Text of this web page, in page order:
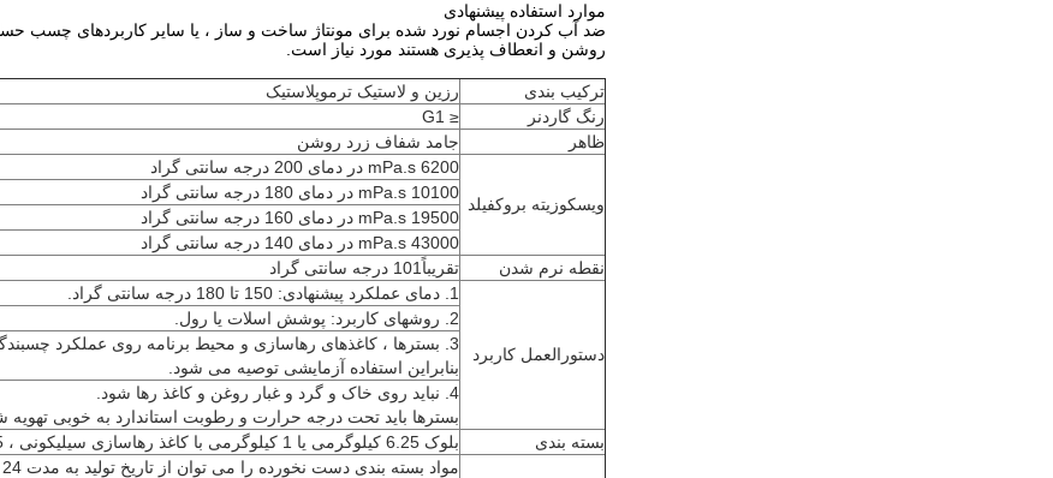
موارد استفاده پیشنهادی
ضد آب کردن اجسام نورد شده برای مونتاژ ساخت و ساز ، یا سایر کاربردهای چسب
روشن و انعطاف پذیری هستند مورد نیاز است.
ترکیب بندی
رزین و لاستیک ترموپلاستیک
رنگ گاردنر
≤ G1
ظاهر
جامد شفاف زرد روشن
ویسکوزیته بروکفیلد
6200 mPa.s در دمای 200 درجه سانتی گراد
10100 mPa.s در دمای 180 درجه سانتی گراد
19500 mPa.s در دمای 160 درجه سانتی گراد
43000 mPa.s در دمای 140 درجه سانتی گراد
نقطه نرم شدن
تقریباً101 درجه سانتی گراد
دستورالعمل کاربرد
1. دمای عملکرد پیشنهادی: 150 تا 180 درجه سانتی گراد.
2. روشهای کاربرد: پوشش اسلات یا رول.
3. بسترها ، کاغذهای رهاسازی و محیط برنامه روی عملکرد
بنابراین استفاده آزمایشی توصیه می شود.
4. نباید روی خاک و گرد و غبار روغن و کاغذ رها شود.
بسترها باید تحت درجه حرارت و رطوبت استاندارد به خوبی تهویه
بسته بندی
بلوک 6.25 کیلوگرمی یا 1 کیلوگرمی با کاغذ رهاسازی سیلیکونی ، 25 کیلوگرم در جعبه.